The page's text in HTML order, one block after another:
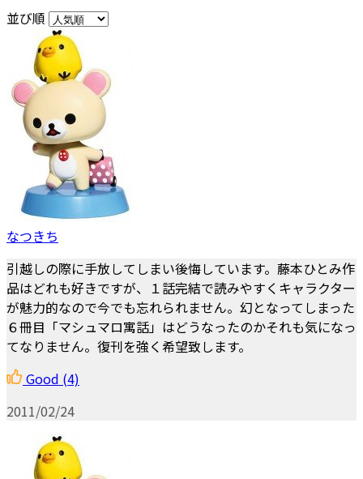
並び順
なつきち
引越しの際に手放してしまい後悔しています。藤本ひとみ作
品はどれも好きですが、１話完結で読みやすくキャラクター
が魅力的なので今でも忘れられません。幻となってしまった
６冊目「マシュマロ寓話」はどうなったのかそれも気になっ
てなりません。復刊を強く希望致します。
Good (4)
2011/02/24